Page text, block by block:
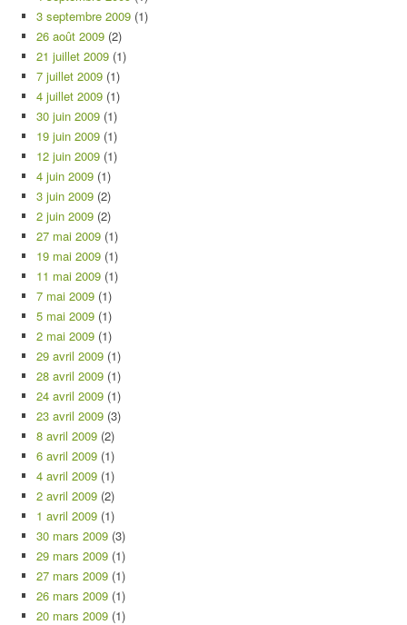
3 septembre 2009 (1)
26 août 2009 (2)
21 juillet 2009 (1)
7 juillet 2009 (1)
4 juillet 2009 (1)
30 juin 2009 (1)
19 juin 2009 (1)
12 juin 2009 (1)
4 juin 2009 (1)
3 juin 2009 (2)
2 juin 2009 (2)
27 mai 2009 (1)
19 mai 2009 (1)
11 mai 2009 (1)
7 mai 2009 (1)
5 mai 2009 (1)
2 mai 2009 (1)
29 avril 2009 (1)
28 avril 2009 (1)
24 avril 2009 (1)
23 avril 2009 (3)
8 avril 2009 (2)
6 avril 2009 (1)
4 avril 2009 (1)
2 avril 2009 (2)
1 avril 2009 (1)
30 mars 2009 (3)
29 mars 2009 (1)
27 mars 2009 (1)
26 mars 2009 (1)
20 mars 2009 (1)